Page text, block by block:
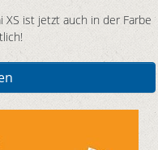
XS ist jetzt auch in der Farbe